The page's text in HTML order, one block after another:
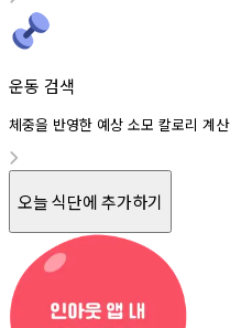
운동 검색
체중을 반영한 예상 소모 칼로리 계산
오늘 식단에 추가하기